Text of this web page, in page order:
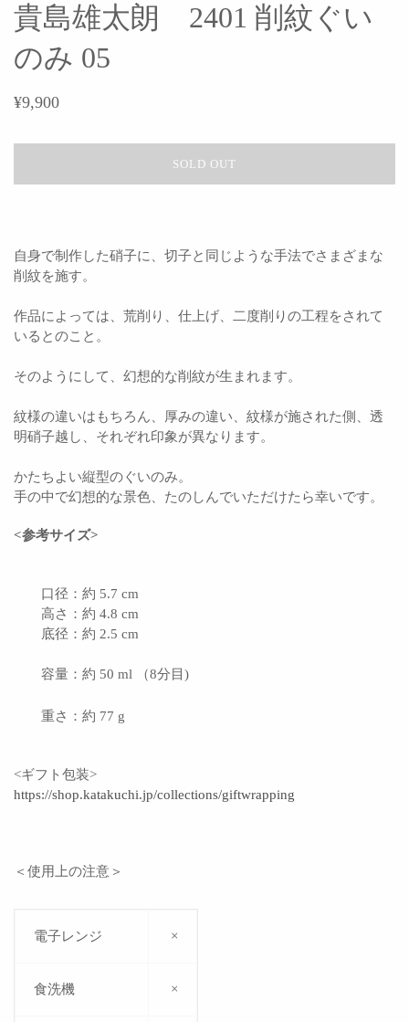
貴島雄太朗 2401 削紋ぐい
のみ 05
¥9,900
SOLD OUT
自身で制作した硝子に、切子と同じような手法でさまざまな
削紋を施す。
作品によっては、荒削り、仕上げ、二度削りの工程をされて
いるとのこと。
そのようにして、幻想的な削紋が生まれます。
紋様の違いはもちろん、厚みの違い、紋様が施された側、透
明硝子越し、それぞれ印象が異なります。
かたちよい縦型のぐいのみ。
手の中で幻想的な景色、たのしんでいただけたら幸いです。
<参考サイズ>
口径：約 5.7 cm
高さ：約 4.8 cm
底径：約 2.5 cm
容量：約 50 ml （8分目)
重さ：約 77 g
<ギフト包装>
https://shop.katakuchi.jp/collections/giftwrapping
＜使用上の注意＞
電子レンジ ×
食洗機 ×